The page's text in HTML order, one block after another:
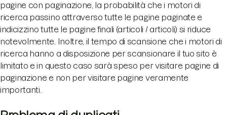
pagine con paginazione, la probabilità che i motori di
ricerca passino attraverso tutte le pagine paginate e
indicizzino tutte le pagine finali (articoli / articoli) si riduce
notevolmente. Inoltre, il tempo di scansione che i motori di
ricerca hanno a disposizione per scansionare il tuo sito è
limitato e in questo caso sarà speso per visitare pagine di
paginazione e non per visitare pagine veramente
importanti.